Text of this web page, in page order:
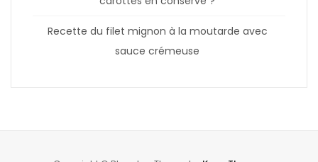
Recette du filet mignon à la moutarde avec
sauce crémeuse